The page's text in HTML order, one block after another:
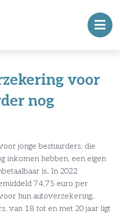
voor
nog
jonge bestuurders, die
inkomen hebben, een eigen
is. In 2022
74,75 euro per
hun autoverzekering.
van 18 tot en met 20 jaar ligt